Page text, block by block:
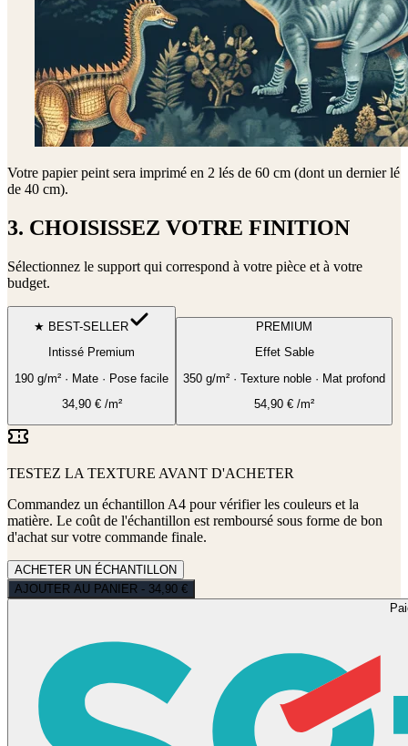
Votre papier peint sera imprimé en 2 lés de 60 cm (dont un dernier lé
de 40 cm).
3. CHOISISSEZ VOTRE FINITION
Sélectionnez le support qui correspond à votre pièce et à votre
budget.
★ BEST-SELLER
Intissé Premium
190 g/m² · Mate · Pose facile
34,90€/m²
PREMIUM
Effet Sable
350 g/m² · Texture noble · Mat profond
54,90 € /m²
TESTEZ LA TEXTURE AVANT D'ACHETER
Commandez un échantillon A4 pour vérifier les couleurs et la
matière. Le coût de l'échantillon est remboursé sous forme de bon
d'achat sur votre commande finale.
ACHETER UN ÉCHANTILLON
AJOUTER AU PANIER - 34,90 €